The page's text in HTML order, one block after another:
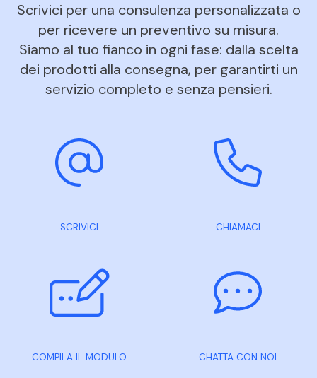
Scrivici per una consulenza personalizzata o
per ricevere un preventivo su misura.
Siamo al tuo fianco in ogni fase: dalla scelta
dei prodotti alla consegna, per garantirti un
servizio completo e senza pensieri.
SCRIVICI CHIAMACI
COMPILA IL MODULO CHATTA CON NOI